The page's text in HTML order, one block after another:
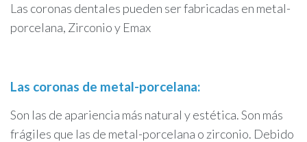
Las coronas dentales pueden ser fabricadas en metal-
porcelana, Zirconio y Emax
Las coronas de metal-porcelana:
Son las de apariencia más natural y estética. Son más
frágiles que las de metal-porcelana o zirconio. Debido